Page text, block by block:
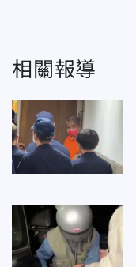
相關報導